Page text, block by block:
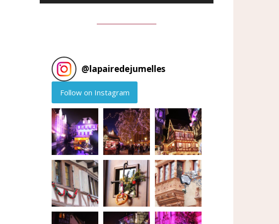
@lapairedejumelles
Follow on Instagram